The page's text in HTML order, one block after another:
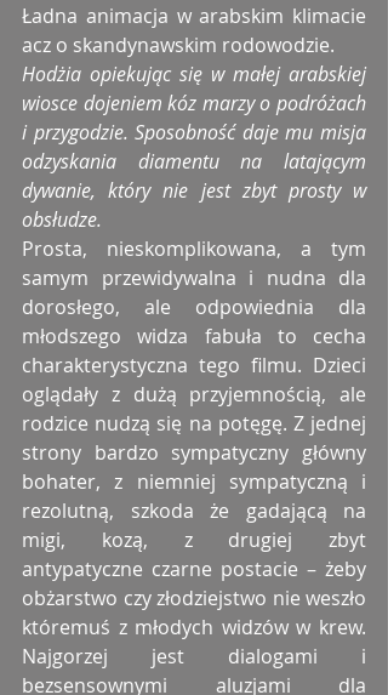
Ładna animacja w arabskim klimacie
acz o skandynawskim rodowodzie.
Hodżia opiekując się w małej arabskiej
wiosce dojeniem kóz marzy o podróżach
i przygodzie. Sposobność daje mu misja
odzyskania diamentu na latającym
dywanie, który nie jest zbyt prosty w
obsłudze.
Prosta, nieskomplikowana, a tym
samym przewidywalna i nudna dla
dorosłego, ale odpowiednia dla
młodszego widza fabuła to cecha
charakterystyczna tego filmu. Dzieci
oglądały z dużą przyjemnością, ale
rodzice nudzą się na potęgę. Z jednej
strony bardzo sympatyczny główny
bohater, z niemniej sympatyczną i
rezolutną, szkoda że gadającą na
migi, kozą, z drugiej zbyt
antypatyczne czarne postacie – żeby
obżarstwo czy złodziejstwo nie weszło
któremuś z młodych widzów w krew.
Najgorzej jest dialogami i
bezsensownymi aluzjami dla